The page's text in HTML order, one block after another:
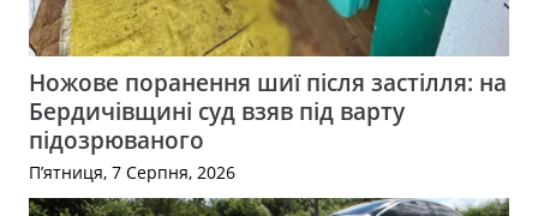
Ножове поранення шиї після застілля: на
Бердичівщині суд взяв під варту
підозрюваного
П’ятниця, 7 Серпня, 2026